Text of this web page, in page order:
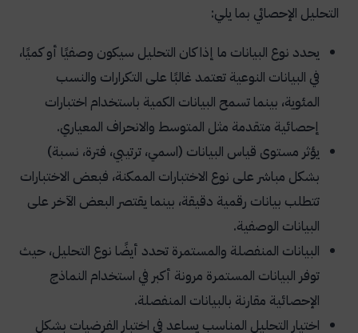
التحليل الإحصائي بما يلي:
يحدد نوع البيانات ما إذا كان التحليل سيكون وصفيًا أو كميًا،
في البيانات النوعية تعتمد غالبًا على التكرارات والنسب
المئوية، بينما تسمح البيانات الكمية باستخدام اختبارات
إحصائية متقدمة مثل المتوسط والانحراف المعياري.
يؤثر مستوى قياس البيانات (اسمي، ترتيبي، فترة، نسبة)
بشكل مباشر على نوع الاختبارات الممكنة، فبعض الاختبارات
تتطلب بيانات رقمية دقيقة، بينما يقتصر البعض الآخر على
البيانات الوصفية.
البيانات المنفصلة والمستمرة تحدد أيضًا نوع التحليل، حيث
توفر البيانات المستمرة مرونة أكبر في استخدام النماذج
الإحصائية مقارنة بالبيانات المنفصلة.
اختيار التحليل المناسب يساعد في اختبار الفرضيات بشكل